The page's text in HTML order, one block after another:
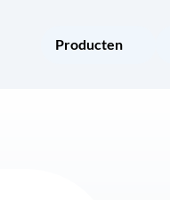
Producten